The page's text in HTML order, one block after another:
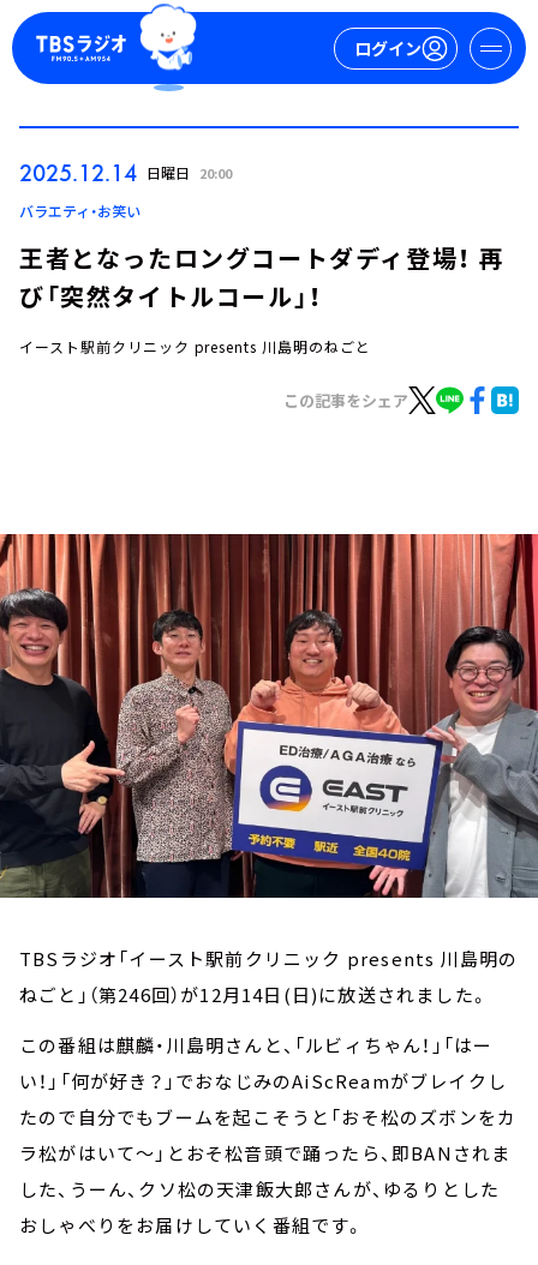
ログイン
ログイン
お知らせ
イベント・グッズ
YouTube
会社情報
2025.12.14 日曜日 20:00
バラエティ・お笑い
王者となったロングコートダディ登場！ 再
び「突然タイトルコール」！
イースト駅前クリニック presents 川島明のねごと
この記事をシェア
TBSラジオ「イースト駅前クリニック presents 川島明の
ねごと」（第246回）が12月14日(日)に放送されました。
この番組は麒麟・川島明さんと、「ルビィちゃん！」「はー
い！」「何が好き？」でおなじみのAiScReamがブレイクし
たので自分でもブームを起こそうと「おそ松のズボンをカ
ラ松がはいて～」とおそ松音頭で踊ったら、即BANされま
した、うーん、クソ松の天津飯大郎さんが、ゆるりとした
おしゃべりをお届けしていく番組です。